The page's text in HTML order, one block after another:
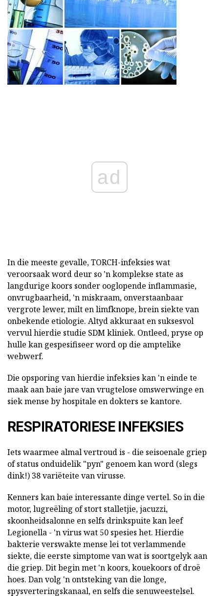
ad
In die meeste gevalle, TORCH-infeksies wat
veroorsaak word deur so 'n komplekse state as
langdurige koors sonder ooglopende inflammasie,
onvrugbaarheid, 'n miskraam, onverstaanbaar
vergrote lewer, milt en limfknope, brein siekte van
onbekende etiologie. Altyd akkuraat en suksesvol
vervul hierdie studie SDM kliniek. Ontleed, pryse op
hulle kan gespesifiseer word op die amptelike
webwerf.
Die opsporing van hierdie infeksies kan 'n einde te
maak aan baie jare van vrugtelose omswerwinge en
siek mense by hospitale en dokters se kantore.
RESPIRATORIESE INFEKSIES
Iets waarmee almal vertroud is - die seisoenale griep
of status onduidelik "pyn" genoem kan word (slegs
dink!) 38 variëteite van virusse.
Kenners kan baie interessante dinge vertel. So in die
motor, lugreëling of stort stalletjie, jacuzzi,
skoonheidsalonne en selfs drinkspuite kan leef
Legionella - 'n virus wat 50 spesies het. Hierdie
bakterie verswakte mense lei tot verlammende
siekte, die eerste simptome van wat is soortgelyk aan
die griep. Dit begin met 'n koors, kouekoors of droë
hoes. Dan volg 'n ontsteking van die longe,
spysverteringskanaal, en selfs die senuweestelsel.